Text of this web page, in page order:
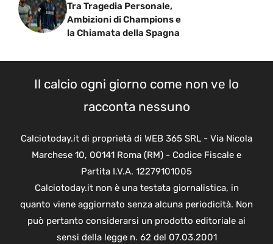
Tra Tragedia Personale,
Ambizioni di Champions e
la Chiamata della Spagna
Il calcio ogni giorno come non ve lo
racconta nessuno
Calciotoday.it di proprietà di WEB 365 SRL - Via Nicola
Marchese 10, 00141 Roma (RM) - Codice Fiscale e
Partita I.V.A. 12279101005
Calciotoday.it non è una testata giornalistica, in
quanto viene aggiornato senza alcuna periodicità. Non
può pertanto considerarsi un prodotto editoriale ai
sensi della legge n. 62 del 07.03.2001